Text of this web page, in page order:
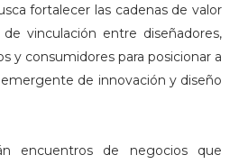
fortalecer las cadenas de valor
vinculación entre diseñadores,
y consumidores para posicionar a
de innovación y diseño
encuentros de negocios que